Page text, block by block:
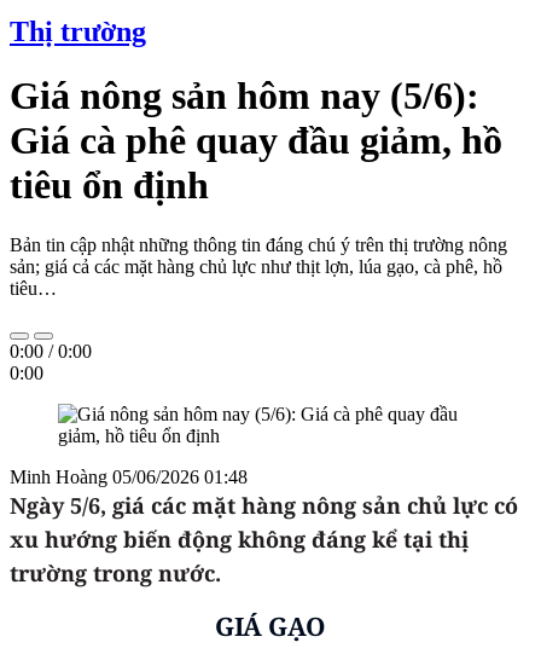
Thị trường
Giá nông sản hôm nay (5/6):
Giá cà phê quay đầu giảm, hồ
tiêu ổn định
Bản tin cập nhật những thông tin đáng chú ý trên thị trường nông
sản; giá cả các mặt hàng chủ lực như thịt lợn, lúa gạo, cà phê, hồ
tiêu…
0:00 /0:00
0:00
Minh Hoàng 05/06/2026 01:48
Ngày 5/6, giá các mặt hàng nông sản chủ lực có
xu hướng biến động không đáng kể tại thị
trường trong nước.
GIÁ GẠO